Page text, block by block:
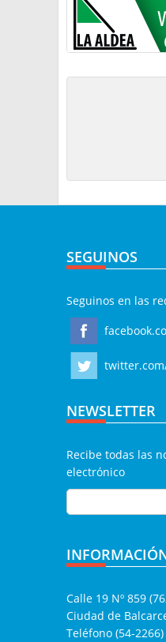
SEGUINOS
Seguinos en las
NEWSLETTER
Recibe todas las
electrónico
Calle 19 Nº 859
Ciudad de
Teléfono (54-